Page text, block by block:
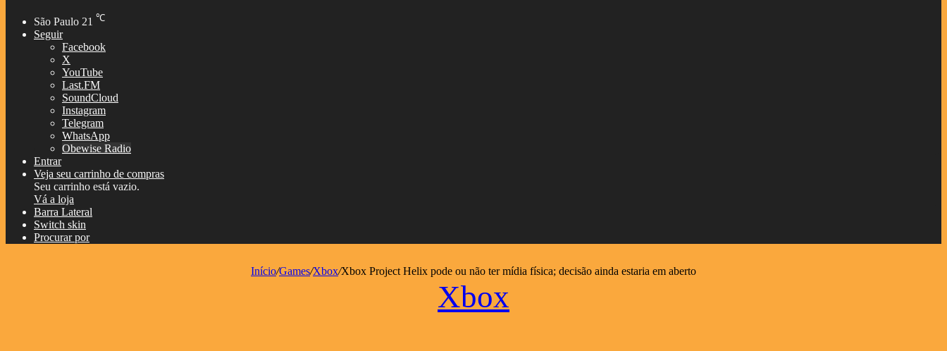
São Paulo 21 ℃
Seguir
Facebook
X
YouTube
Last.FM
SoundCloud
Instagram
Telegram
WhatsApp
Obewise Radio
Entrar
Veja seu carrinho de compras
Seu carrinho está vazio.
Vá a loja
Barra Lateral
Switch skin
Procurar por
Início/Games/Xbox/Xbox Project Helix pode ou não ter mídia física; decisão ainda estaria em aberto
Xbox